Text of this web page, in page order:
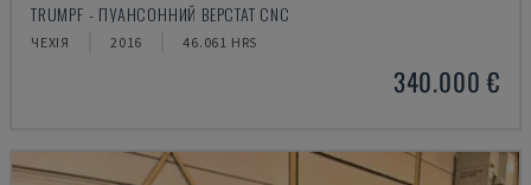
TRUMPF - ПУАНСОННИЙ ВЕРСТАТ CNC
ЧЕХІЯ 2016 46.061 HRS
340.000 €